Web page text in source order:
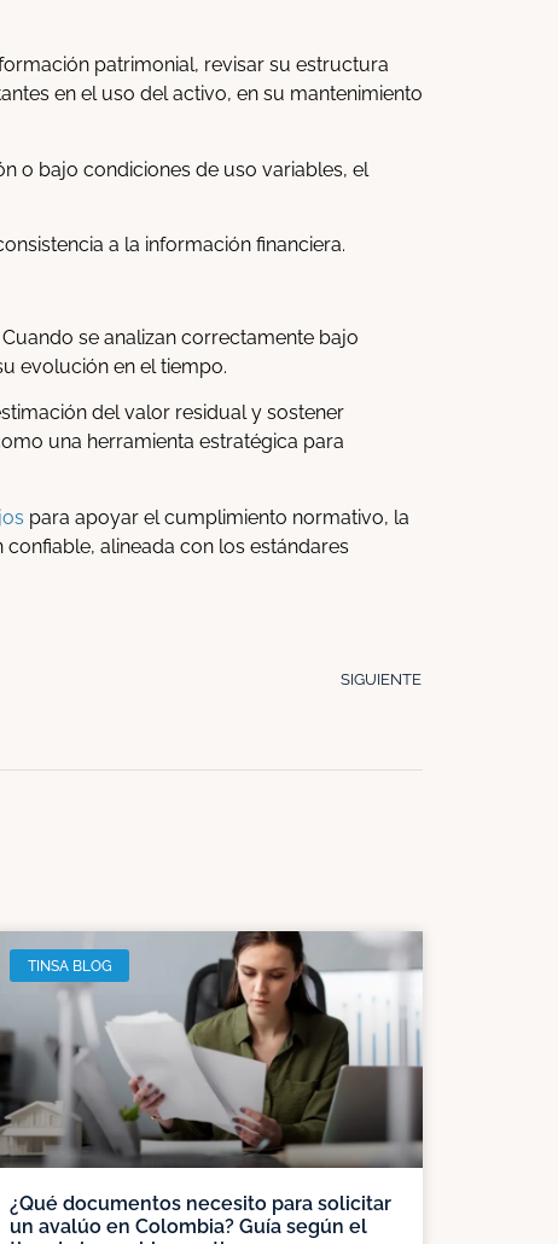
patrimonial, revisar su estructura
en el uso del activo, en su mantenimiento
o bajo condiciones de uso variables, el
a la información financiera.
se analizan correctamente bajo
evolución en el tiempo.
del valor residual y sostener
una herramienta estratégica para
para apoyar el cumplimiento normativo, la
alineada con los estándares
SIGUIENTE
TINSA BLOG
¿Qué documentos necesito para solicitar
un avalúo en Colombia? Guía según el